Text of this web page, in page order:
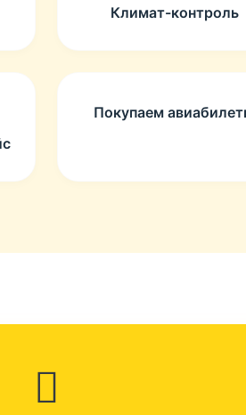
Климат-контроль
Покупаем